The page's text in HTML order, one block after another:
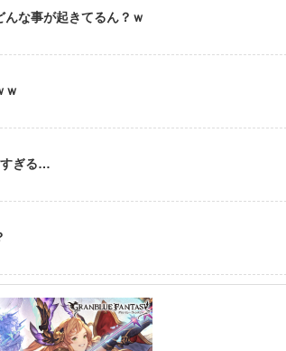
んな事が起きてるん？ｗ
ｗ
すぎる…